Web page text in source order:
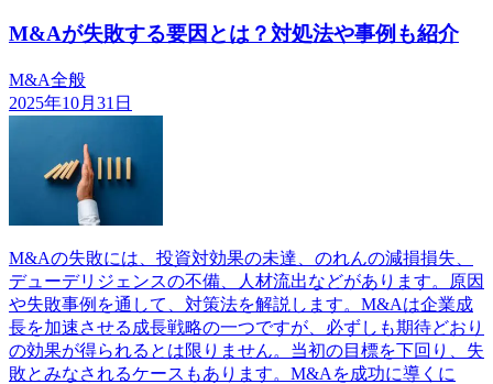
M&Aが失敗する要因とは？対処法や事例も紹介
M&A全般
2025年10月31日
M&Aの失敗には、投資対効果の未達、のれんの減損損失、
デューデリジェンスの不備、人材流出などがあります。原因
や失敗事例を通して、対策法を解説します。M&Aは企業成
長を加速させる成長戦略の一つですが、必ずしも期待どおり
の効果が得られるとは限りません。当初の目標を下回り、失
敗とみなされるケースもあります。M&Aを成功に導くに